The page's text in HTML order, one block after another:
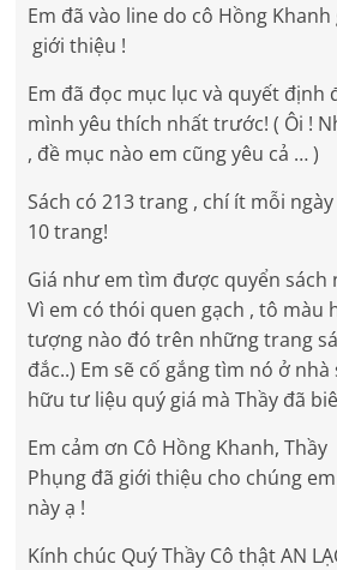
Em đã vào line do cô Hồng
giới thiệu !
Em đã đọc mục lục và quyết định
mình yêu thích nhất trước! ( Ôi !
, đề mục nào em cũng yêu cả … )
Sách có 213 trang , chí ít mỗi
10 trang!
Giá như em tìm được quyển sách
Vì em có thói quen gạch , tô màu
tượng nào đó trên những trang
đắc..) Em sẽ cố gắng tìm nó ở
hữu tư liệu quý giá mà Thầy đã
Em cảm ơn Cô Hồng Khanh,
Phụng đã giới thiệu cho chúng
này ạ !
Kính chúc Quý Thầy Cô thật AN